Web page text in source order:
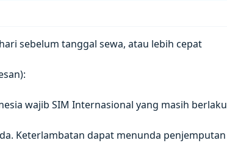
sebelum tanggal sewa, atau lebih cepat
wajib SIM Internasional yang masih berlaku
Keterlambatan dapat menunda penjemputan